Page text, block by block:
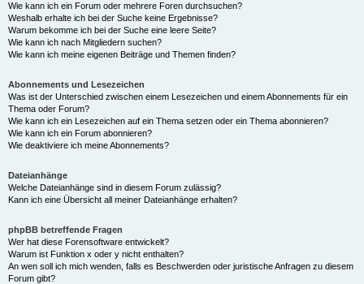
Wie kann ich ein Forum oder mehrere Foren durchsuchen?
Weshalb erhalte ich bei der Suche keine Ergebnisse?
Warum bekomme ich bei der Suche eine leere Seite?
Wie kann ich nach Mitgliedern suchen?
Wie kann ich meine eigenen Beiträge und Themen finden?
Abonnements und Lesezeichen
Was ist der Unterschied zwischen einem Lesezeichen und einem Abonnements für ein
Thema oder Forum?
Wie kann ich ein Lesezeichen auf ein Thema setzen oder ein Thema abonnieren?
Wie kann ich ein Forum abonnieren?
Wie deaktiviere ich meine Abonnements?
Dateianhänge
Welche Dateianhänge sind in diesem Forum zulässig?
Kann ich eine Übersicht all meiner Dateianhänge erhalten?
phpBB betreffende Fragen
Wer hat diese Forensoftware entwickelt?
Warum ist Funktion x oder y nicht enthalten?
An wen soll ich mich wenden, falls es Beschwerden oder juristische Anfragen zu diesem
Forum gibt?